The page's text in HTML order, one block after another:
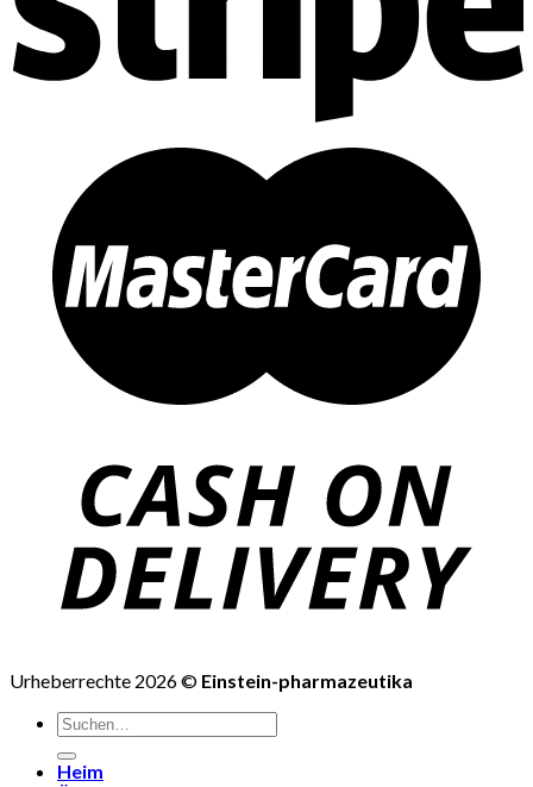
Urheberrechte 2026 © Einstein-pharmazeutika
Suchen
nach:
Heim